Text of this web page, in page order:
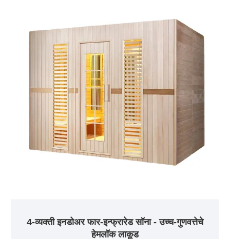
4-व्यक्ती इनडोअर फार-इन्फ्रारेड सॉना - उच्च-गुणवत्तेचे
हेमलॉक लाकूड